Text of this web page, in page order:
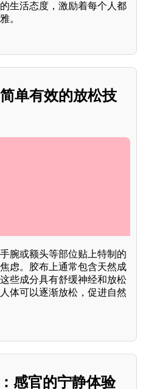
生活态度，激励着每个人都
。
单有效的放松技
腕或额头等部位贴上特制的
虑。胶布上通常包含天然成
些成分具有舒缓神经和放松
体可以逐渐放松，促进自然
感官的宁静体验